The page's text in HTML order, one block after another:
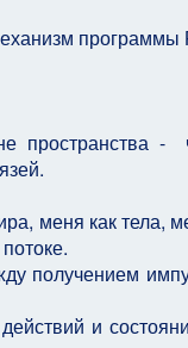
программы
пространства -
меня как тела,
получением
и